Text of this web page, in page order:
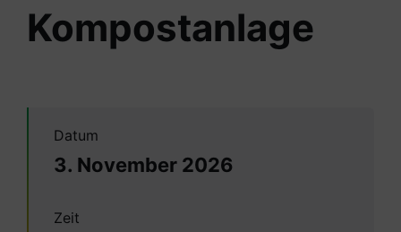
Kompostanlage
Datum
3. November 2026
Zeit